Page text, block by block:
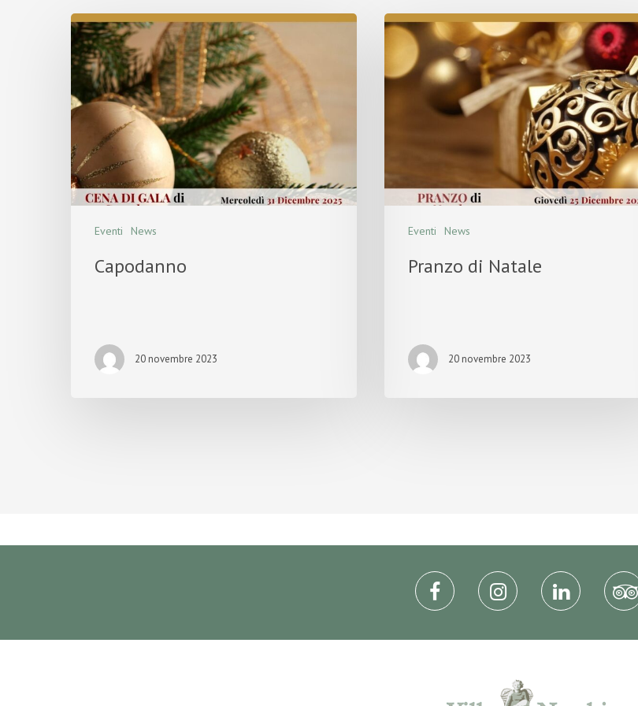
Eventi News
Capodanno
20 novembre 2023
Eventi News
Pranzo di Natale
20 novembre 2023